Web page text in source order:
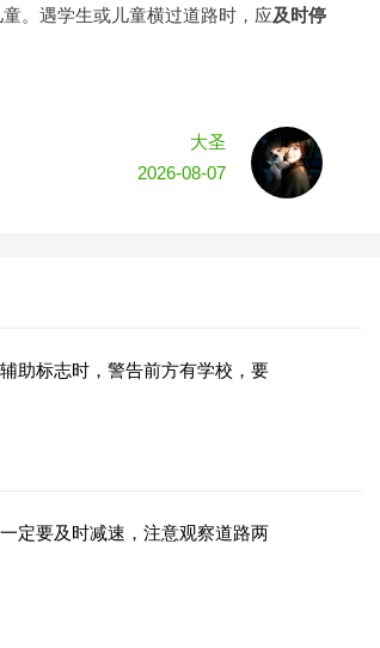
。遇学生或儿童横过道路时，应及时停
大圣
2026-08-07
助标志时，警告前方有学校，要
定要及时减速，注意观察道路两